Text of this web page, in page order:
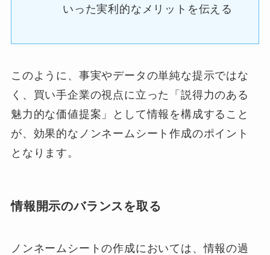
いった実利的なメリットを伝える
このように、事実やデータの単純な提示ではな
く、買い手企業の視点に立った「説得力のある
魅力的な価値提案」として情報を構成すること
が、効果的なノンネームシート作成のポイント
となります。
情報開示のバランスを取る
ノンネームシートの作成においては、情報の過